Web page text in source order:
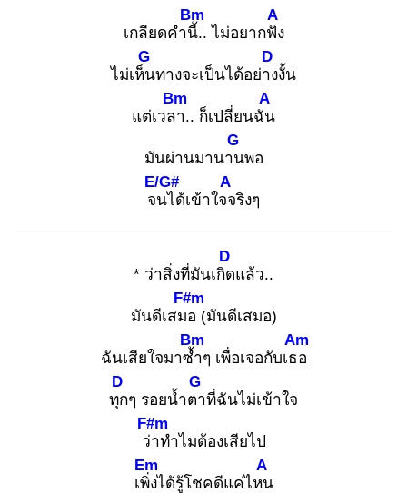
เกลียดคำนี้.
Bm
. ไม่อยากฟัง
A
ไม่เห็น
G
ทางจะเป็นได้อย่าง
D
งั้น
แต่เวลา
Bm
.. ก็เปลี่ยนฉัน
A
มันผ่านมานาน
G
พอ
จน
E/G#
ได้เข้าใจจ
A
ริงๆ
* ว่าสิ่งที่มันเกิด
D
แล้ว..
มันดีเสมอ
F#m
(มันดีเสมอ)
ฉันเสียใจมาซ้ำ
Bm
ๆ เพื่อเจอกับเธอ
Am
ทุก
D
ๆ รอยน้ำตา
G
ที่ฉันไม่เข้าใจ
ว่า
F#m
ทำไมต้องเสียไป
เพิ่ง
Em
ได้รู้โชคดีแค่ไหน
A